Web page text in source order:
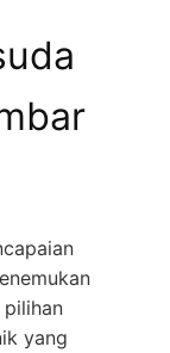
pilihan
yang